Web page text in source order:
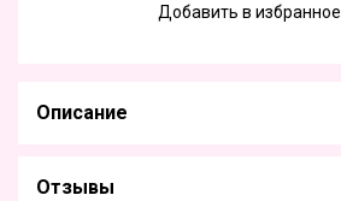
Добавить в избранное
Описание
Отзывы